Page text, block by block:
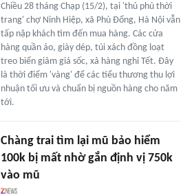
Chiều 28 tháng Chạp (15/2), tại 'thủ phủ thời
trang' chợ Ninh Hiệp, xã Phù Đổng, Hà Nội vẫn
tấp nập khách tìm đến mua hàng. Các cửa
hàng quần áo, giày dép, túi xách đồng loạt
treo biển giảm giá sốc, xả hàng nghỉ Tết. Đây
là thời điểm 'vàng' để các tiểu thương thu lợi
nhuận tối ưu và chuẩn bị nguồn hàng cho năm
tới.
Chàng trai tìm lại mũ bảo hiểm
100k bị mất nhờ gắn định vị 750k
vào mũ